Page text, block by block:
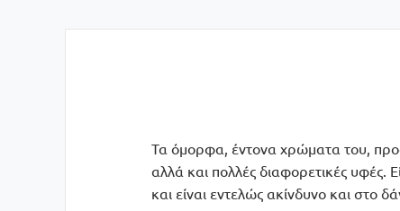
Τα όμορφα, έντονα χρώματα του,
αλλά και πολλές διαφορετικές υφές.
και είναι εντελώς ακίνδυνο και στο